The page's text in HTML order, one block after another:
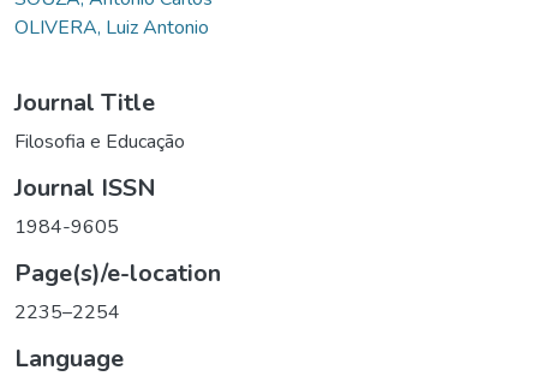
OLIVERA, Luiz Antonio
Journal Title
Filosofia e Educação
Journal ISSN
1984-9605
Page(s)/e-location
2235–2254
Language